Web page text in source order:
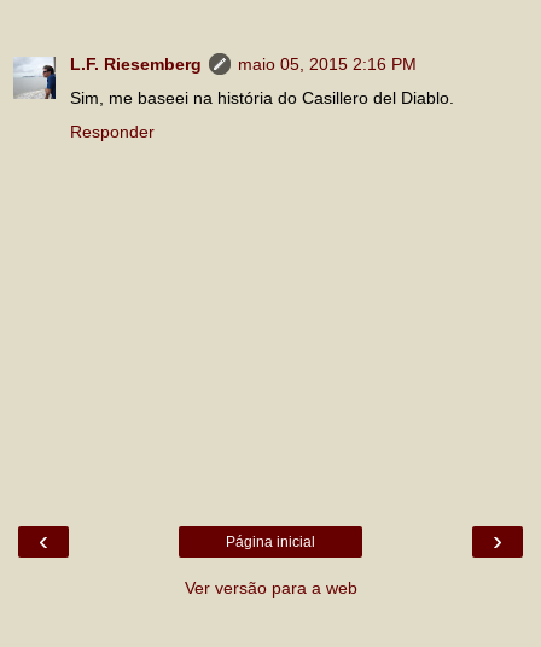
L.F. Riesemberg
maio 05, 2015 2:16 PM
Sim, me baseei na história do Casillero del Diablo.
Responder
‹ ›
Página inicial
Ver versão para a web